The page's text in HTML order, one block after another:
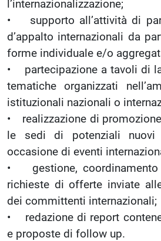
l’internazionalizzazione;
• supporto all’attività di
d’appalto internazionali da
forme individuale e/o
• partecipazione a tavoli di
tematiche organizzati
istituzionali nazionali o
• realizzazione di
le sedi di potenziali
occasione di eventi
• gestione, coordinamento
richieste di offerte inviate
dei committenti internazionali;
• redazione di report
e proposte di follow up.